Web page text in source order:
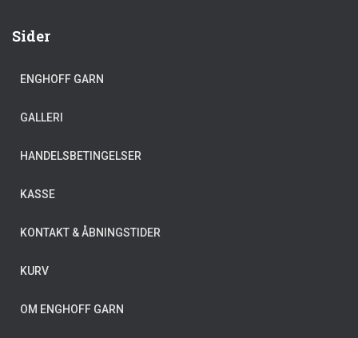
Sider
ENGHOFF GARN
GALLERI
HANDELSBETINGELSER
KASSE
KONTAKT & ÅBNINGSTIDER
KURV
OM ENGHOFF GARN